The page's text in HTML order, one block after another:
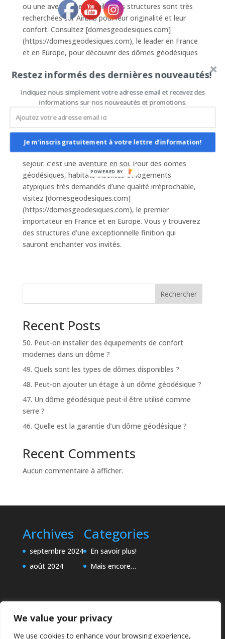
We value your privacy
We use cookies to enhance your browsing experience,
ou une aventure en famille, ces structures sont très
recherchées sur Airbnb pour leur originalité et leur
confort. Consultez [domesgeodesiques.com]
(https://domesgeodesiques.com), le leader en France
et en Europe, pour découvrir des dômes géodésiques
expérience inoubliable? Optez pour un dôme
géodésique en contreplaqué doté de connecteurs
innovants. En plus de leur robustesse et de leur design
exceptionnel, ces habitations atypiques attirent une
clientèle avide de nouveauté et d’originalité. Une nuit
sous un dôme géodésique est bien plus qu’un simple
séjour: c’est une aventure en soi. Pour des dômes
géodésiques, habitats insolites et logements
atypiques très demandés d’une qualité irréprochable,
visitez [domesgeodesiques.com]
(https://domesgeodesiques.com), le premier
importateur en France et en Europe. Vous y trouverez
des structures d’une exceptionnelle finition qui
sauront enchanter vos invités.
Rechercher
Recent Posts
50. Peut-on installer des équipements de confort
modernes dans un dôme ?
49. Quels sont les types de dômes disponibles ?
48. Peut-on ajouter un étage à un dôme géodésique ?
47. Un dôme géodésique peut-il être utilisé comme
serre ?
46. Quelle est la garantie d’un dôme géodésique ?
Recent Comments
Aucun commentaire à afficher.
Archives
septembre 2024
août 2024
Categories
En savoir plus!
Mais encore…
Restez informés des dernières nouveautés!
Indiquez nous simplement votre adresse email et recevez des
informations sur nos nouveautés et promotions.
Je m'inscris gratuitement à votre lettre d'information!
POWERED BY